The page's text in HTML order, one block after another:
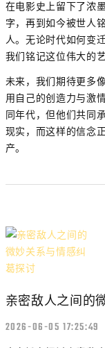
在电影史上留下了浓
字，再到如今被世人
人。无论时代如何变
我们铭记这位伟大的艺
未来，我们期待更多
用自己的创造力与激
同年代，但他们共同
现实，而这样的信念
产。
亲密敌人之间的
2026-06-05 17:25:49